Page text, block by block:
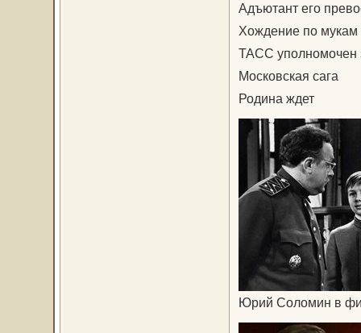
Адъютант его
Хождение по мукам
ТАСС уполномочен
Московская сага
Родина ждет
Юрий Соломин в